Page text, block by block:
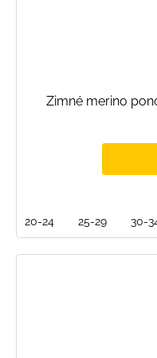
Zimné merino
20-24 25-29 30-